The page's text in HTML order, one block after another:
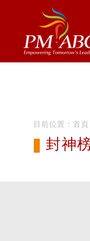
Scategory=10
ProName2=PMI-PBA
目前位置：首頁
封神